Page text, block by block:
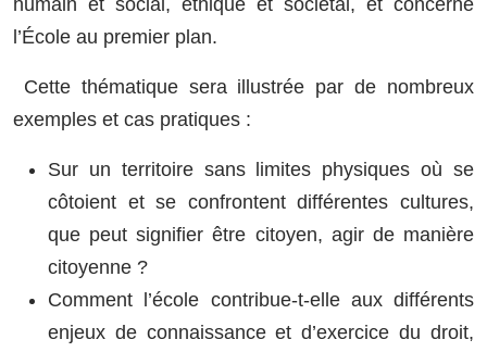
l’École au premier plan.
Cette thématique sera illustrée par de nombreux
exemples et cas pratiques :
Sur un territoire sans limites physiques où se
côtoient et se confrontent différentes cultures,
que peut signifier être citoyen, agir de manière
citoyenne ?
Comment l’école contribue-t-elle aux différents
enjeux de connaissance et d’exercice du droit,